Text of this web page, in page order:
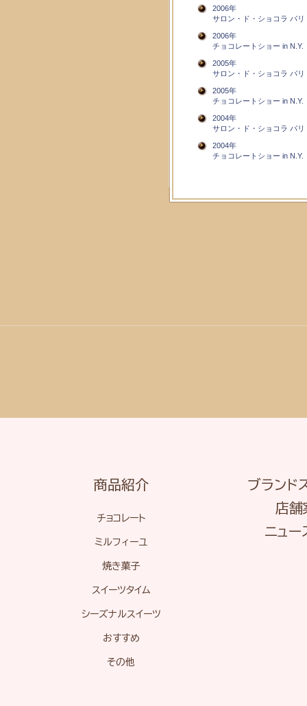
2006年
サロン・ド・ショコラ パリ
2006年
チョコレートショー in N.Y.
2005年
サロン・ド・ショコラ パリ
2005年
チョコレートショー in N.Y.
2004年
サロン・ド・ショコラ パリ
2004年
チョコレートショー in N.Y.
商品紹介
チョコレート
ミルフィーユ
焼き菓子
スイーツタイム
シーズナルスイーツ
おすすめ
その他
ブランド
店舗
ニュー